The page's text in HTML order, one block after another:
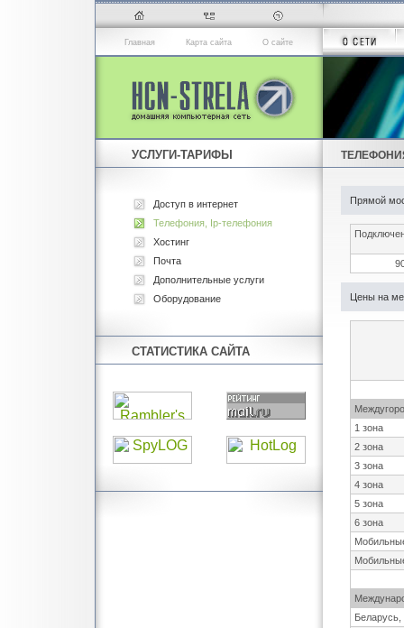
Главная Карта сайта О сайте
УСЛУГИ-ТАРИФЫ
Доступ в интернет
Телефония, Ip-телефония
Хостинг
Почта
Дополнительные услуги
Оборудование
СТАТИСТИКА САЙТА
Прямой
Цены на
1 зона
2 зона
3 зона
4 зона
5 зона
6 зона
Беларусь,